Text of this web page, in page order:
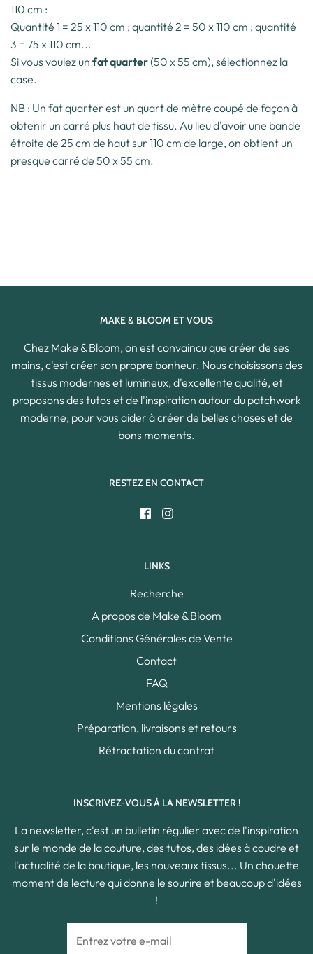
110 cm :
Quantité 1 = 25 x 110 cm ; quantité 2 = 50 x 110 cm ; quantité
3 = 75 x 110 cm...
Si vous voulez un fat quarter(50 x 55 cm), sélectionnez la
case.
NB : Un fat quarter est un quart de mètre coupé de façon à
obtenir un carré plus haut de tissu. Au lieu d'avoir une bande
étroite de 25 cm de haut sur 110 cm de large, on obtient un
presque carré de 50 x 55 cm.
MAKE & BLOOM ET VOUS
Chez Make & Bloom, on est convaincu que créer de ses
mains, c'est créer son propre bonheur. Nous choisissons des
tissus modernes et lumineux, d'excellente qualité, et
proposons des tutos et de l'inspiration autour du patchwork
moderne, pour vous aider à créer de belles choses et de
bons moments.
RESTEZ EN CONTACT
LINKS
Recherche
A propos de Make & Bloom
Conditions Générales de Vente
Contact
FAQ
Mentions légales
Préparation, livraisons et retours
Rétractation du contrat
INSCRIVEZ-VOUS À LA NEWSLETTER !
La newsletter, c'est un bulletin régulier avec de l'inspiration
sur le monde de la couture, des tutos, des idées à coudre et
l'actualité de la boutique, les nouveaux tissus... Un chouette
moment de lecture qui donne le sourire et beaucoup d'idées
!